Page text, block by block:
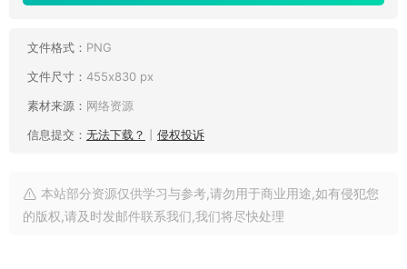
文件格式： PNG
文件尺寸： 455x830 px
素材来源： 网络资源
信息提交： 无法下载？ 侵权投诉
本站部分资源仅供学习与参考,请勿用于商业用途,如有侵犯您
的版权,请及时发邮件联系我们,我们将尽快处理